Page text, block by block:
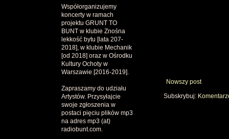
Nowszy post
Subskrybuj:
Współorganizujemy
koncerty w ramach
projektu GRUNT TO
BUNT w klubie Znośna
lekkość bytu [lata 207-
2018], w klubie Mechanik
[od 2018] oraz w Ośrodku
Kultury Ochoty w
Warszawie [2016-2019].
Zapraszamy do udziału
Artystów. Przysyłajcie
swoje zgłoszenia w
postaci pięciu plików mp3
na adres mp3 (at)
radiobunt.com.